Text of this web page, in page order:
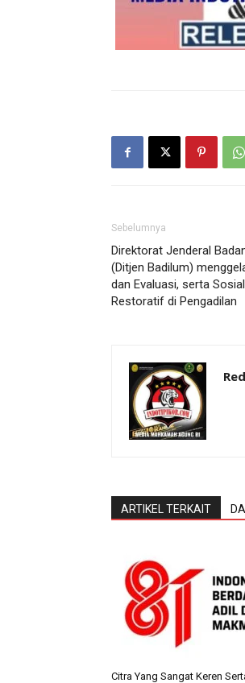
Sebelumnya
Direktorat Jenderal
(Ditjen Badilum)
dan Evaluasi, serta
Restoratif di Pengadilan
ARTIKEL TERKAIT
Citra Yang Sangat Keren